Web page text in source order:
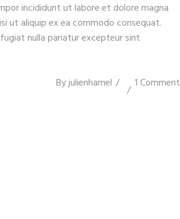
incididunt ut labore et dolore magna
ut aliquip ex ea commodo consequat.
nulla pariatur excepteur sint
Byjulienhamel 1 Comment